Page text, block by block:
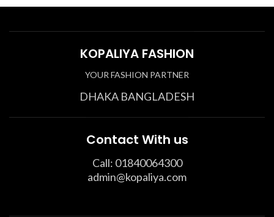
KOPALIYA FASHION
YOUR FASHION PARTNER
DHAKA BANGLADESH
Contact With us
Call: 01840064300
admin@kopaliya.com